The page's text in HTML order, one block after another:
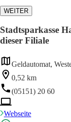
WEITER
Stadtsparkasse
dieser Filiale
Geldautomat,
0,52 km
(05151) 20 60
Webseite